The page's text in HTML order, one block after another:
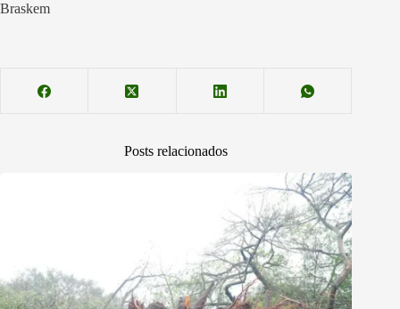
Braskem
Posts relacionados